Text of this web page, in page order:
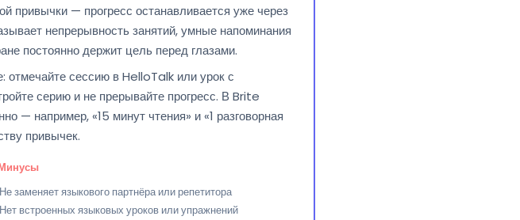
привычки — прогресс останавливается уже через
непрерывность занятий, умные напоминания
постоянно держит цель перед глазами.
отмечайте сессию в HelloTalk или урок с
серию и не прерывайте прогресс. В Brite
— например, «15 минут чтения» и «1 разговорная
привычек.
Не заменяет языкового партнёра или репетитора
Нет встроенных языковых уроков или упражнений